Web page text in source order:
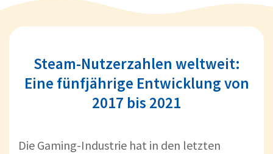
Steam-Nutzerzahlen weltweit:
Eine fünfjährige Entwicklung von
2017 bis 2021
Die Gaming-Industrie hat in den letzten